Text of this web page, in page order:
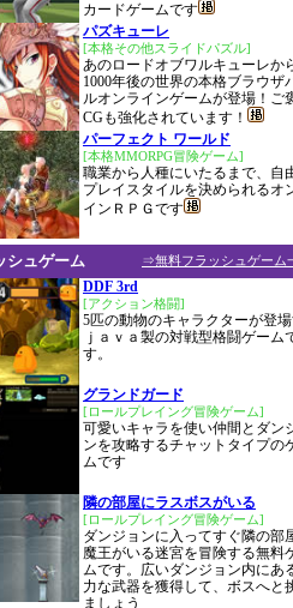
カードゲームです
パズキューレ
[本格その他スライドパズル]
あのロードオブワルキューレか
1000年後の世界の本格ブラウザ
ルオンラインゲームが登場！ご
CGも強化されています！
パーフェクト ワールド
[本格MMORPG冒険ゲーム]
職業から人種にいたるまで、自
プレイスタイルを決められるオ
インＲＰＧです
⇒無料フラッシュゲーム
シュゲーム
DDF 3rd
[アクション格闘]
5匹の動物のキャラクターが登
ｊａｖａ製の対戦型格闘ゲーム
す。
グランドガード
[ロールプレイング冒険ゲーム]
可愛いキャラを使い仲間とダン
ンを攻略するチャットタイプの
ムです
隣の部屋にラスボスがいる
[ロールプレイング冒険ゲーム]
ダンジョンに入ってすぐ隣の部
魔王がいる迷宮を冒険する無料
ムです。広いダンジョン内にあ
力な武器を獲得して、ボスへと
ましょう